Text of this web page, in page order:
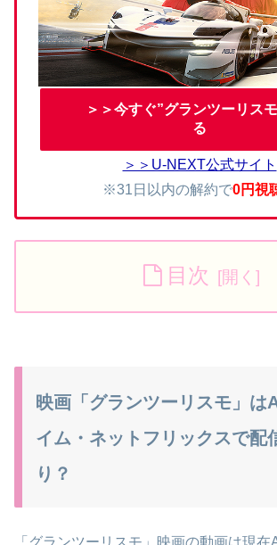
＞＞今すぐ”グランツーリス
る
＞＞U-NEXT公式サイト
※31日以内の解約で0円視
目次
映画「グランツーリスモ」は
イム・ネットフリックスで配
り？
「グランツーリスモ」映画の動画は現在